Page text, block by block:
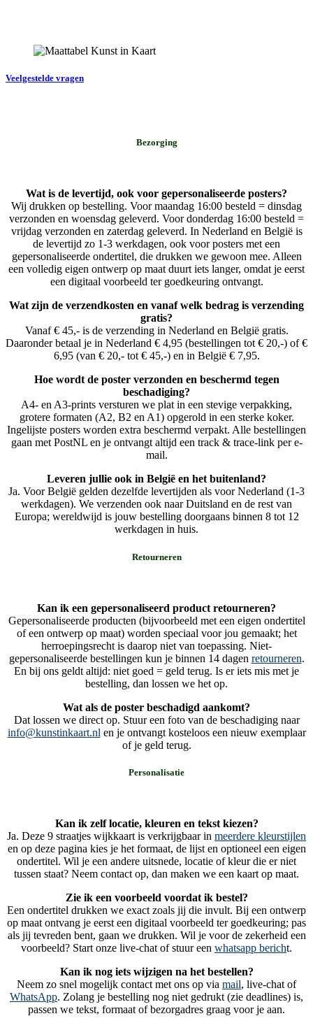
Veelgestelde vragen
Bezorging
Wat is de levertijd, ook voor gepersonaliseerde posters?
Wij drukken op bestelling. Voor maandag 16:00 besteld = dinsdag
verzonden en woensdag geleverd. Voor donderdag 16:00 besteld =
vrijdag verzonden en zaterdag geleverd. In Nederland en België is
de levertijd zo 1-3 werkdagen, ook voor posters met een
gepersonaliseerde ondertitel, die drukken we gewoon mee. Alleen
een volledig eigen ontwerp op maat duurt iets langer, omdat je eerst
een digitaal voorbeeld ter goedkeuring ontvangt.
Wat zijn de verzendkosten en vanaf welk bedrag is verzending
gratis?
Vanaf € 45,- is de verzending in Nederland en België gratis.
Daaronder betaal je in Nederland € 4,95 (bestellingen tot € 20,-) of €
6,95 (van € 20,- tot € 45,-) en in België € 7,95.
Hoe wordt de poster verzonden en beschermd tegen
beschadiging?
A4- en A3-prints versturen we plat in een stevige verpakking,
grotere formaten (A2, B2 en A1) opgerold in een sterke koker.
Ingelijste posters worden extra beschermd verpakt. Alle bestellingen
gaan met PostNL en je ontvangt altijd een track & trace-link per e-
mail.
Leveren jullie ook in België en het buitenland?
Ja. Voor België gelden dezelfde levertijden als voor Nederland (1-3
werkdagen). We verzenden ook naar Duitsland en de rest van
Europa; wereldwijd is jouw bestelling doorgaans binnen 8 tot 12
werkdagen in huis.
Retourneren
Kan ik een gepersonaliseerd product retourneren?
Gepersonaliseerde producten (bijvoorbeeld met een eigen ondertitel
of een ontwerp op maat) worden speciaal voor jou gemaakt; het
herroepingsrecht is daarop niet van toepassing. Niet-
gepersonaliseerde bestellingen kun je binnen 14 dagen retourneren.
En bij ons geldt altijd: niet goed = geld terug. Is er iets mis met je
bestelling, dan lossen we het op.
Wat als de poster beschadigd aankomt?
Dat lossen we direct op. Stuur een foto van de beschadiging naar
info@kunstinkaart.nl en je ontvangt kosteloos een nieuw exemplaar
of je geld terug.
Personalisatie
Kan ik zelf locatie, kleuren en tekst kiezen?
Ja. Deze 9 straatjes wijkkaart is verkrijgbaar in meerdere kleurstijlen
en op deze pagina kies je het formaat, de lijst en optioneel een eigen
ondertitel. Wil je een andere uitsnede, locatie of kleur die er niet
tussen staat? Neem contact op, dan maken we een kaart op maat.
Zie ik een voorbeeld voordat ik bestel?
Een ondertitel drukken we exact zoals jij die invult. Bij een ontwerp
op maat ontvang je eerst een digitaal voorbeeld ter goedkeuring; pas
als jij tevreden bent, gaan we drukken. Wil je voor de zekerheid een
voorbeeld? Start onze live-chat of stuur een whatsapp bericht.
Kan ik nog iets wijzigen na het bestellen?
Neem zo snel mogelijk contact met ons op via mail, live-chat of
WhatsApp. Zolang je bestelling nog niet gedrukt (zie deadlines) is,
passen we tekst, formaat of bezorgadres graag voor je aan.